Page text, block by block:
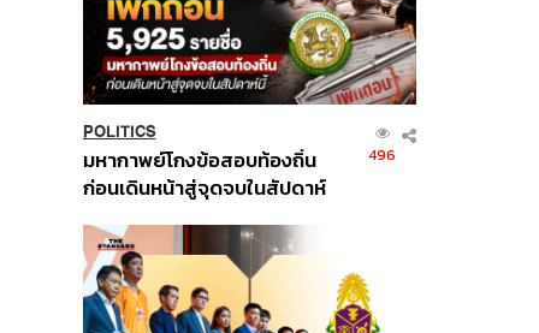
POLITICS
มหากาพย์โกงข้อสอบท้องถิ่น
ก่อนเดินหน้าสู่จุดจบในสัปดาห์
496